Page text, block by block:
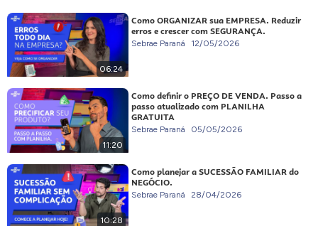
06:24
Como ORGANIZAR sua EMPRESA. Reduzir
erros e crescer com SEGURANÇA.
Sebrae Paraná 12/05/2026
11:20
Como definir o PREÇO DE VENDA. Passo a
passo atualizado com PLANILHA
GRATUITA
Sebrae Paraná 05/05/2026
10:28
Como planejar a SUCESSÃO FAMILIAR do
NEGÓCIO.
Sebrae Paraná 28/04/2026